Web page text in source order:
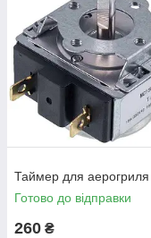
Таймер для
Готово до відправки
260 ₴